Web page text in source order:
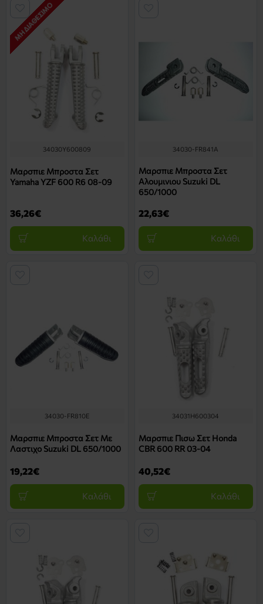
ΜΗ ΔΙΑΘΈΣΙΜΟ
34030Y600809
Μαρσπιε Μπροστα Σετ
Yamaha YZF 600 R6 08-09
36,26€
Καλάθι
34030-FR841A
Μαρσπιε Μπροστα Σετ
Αλουμινιου Suzuki DL
650/1000
22,63€
Καλάθι
34030-FR810E
Μαρσπιε Μπροστα Σετ Με
Λαστιχο Suzuki DL 650/1000
19,22€
Καλάθι
34031H600304
Μαρσπιε Πισω Σετ Honda
CBR 600 RR 03-04
40,52€
Καλάθι